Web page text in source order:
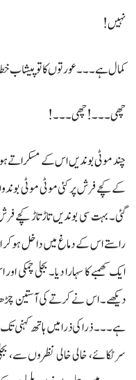
نہیں!
کمال ہے۔۔۔ عورتوں کا تو پیشاب
چھی۔۔۔! چھی۔۔۔!
چند موٹی بوندیں اس کے
کے کچے فرش پر کئی موٹی موٹی
گئی۔ بہت سی بوندیں تاڑ تاڑ کچے
راستے اس کے دماغ میں داخل
ایک کھمبے کا سہارا دیا۔ بجلی
دیکھے۔ اس نے کرتے کی آستین چڑھا
ہے۔۔۔ ذرا کی ذرا میں ہاتھ کہنی
سر ٹکائے، خالی خالی نظروں سے،